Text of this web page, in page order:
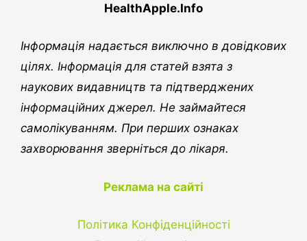
HealthApple.Info
Інформація надається виключно в довідкових
цілях. Інформація для статей взята з
наукових видавництв та підтверджених
інформаційних джерел. Не займайтеся
самолікуванням. При перших ознаках
захворювання зверніться до лікаря.
Реклама на сайті
Політика Конфіденційності